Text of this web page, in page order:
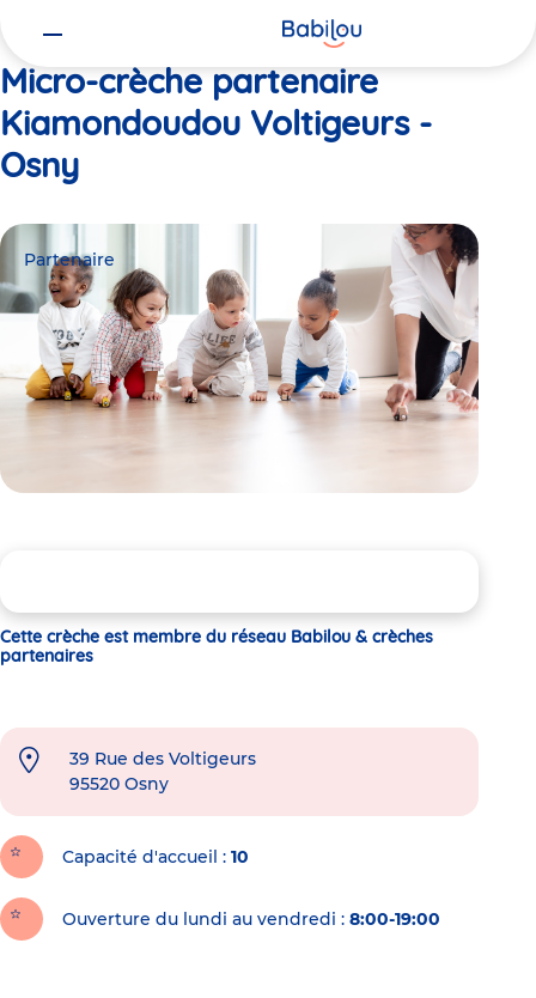
Micro-crèche partenaire
Kiamondoudou Voltigeurs -
Osny
Partenaire
Cette crèche est membre du réseau Babilou & crèches
partenaires
39 Rue des Voltigeurs
95520 Osny
Capacité d'accueil 10
Ouverture du lundi au vendredi : 8:00-19:00